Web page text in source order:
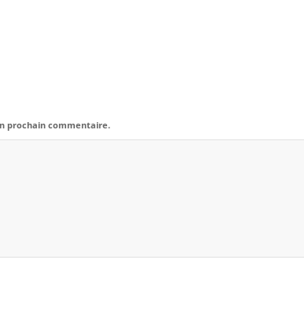
prochain commentaire.